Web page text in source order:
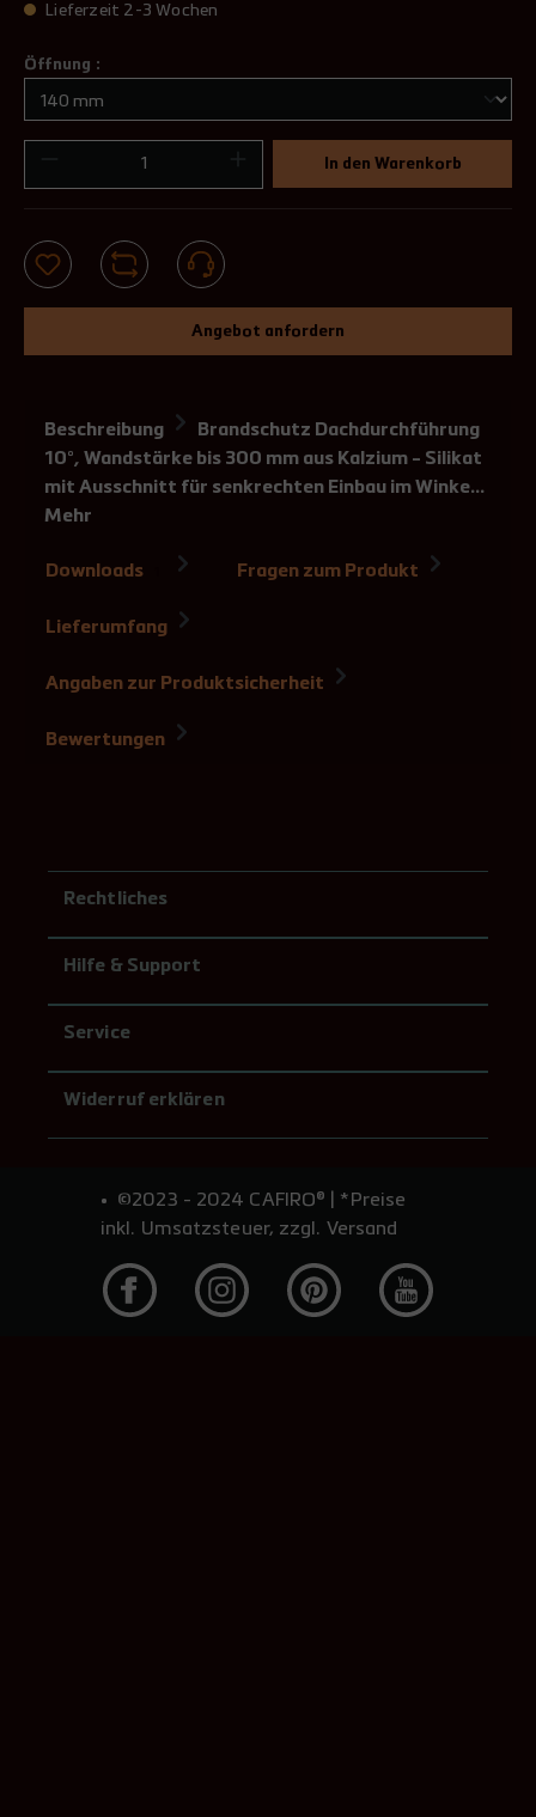
Lieferzeit 2-3 Wochen
Öffnung :
In den Warenkorb
Angebot anfordern
Beschreibung
Brandschutz Dachdurchführung
10°, Wandstärke bis 300 mm aus Kalzium - Silikat
mit Ausschnitt für senkrechten Einbau im Winke…
Mehr
Downloads Fragen zum Produkt
Lieferumfang
Angaben zur Produktsicherheit
Bewertungen
Rechtliches
Hilfe & Support
Service
Widerruf erklären
©2023 - 2024 CAFIRO® | *Preise
inkl. Umsatzsteuer, zzgl. Versand